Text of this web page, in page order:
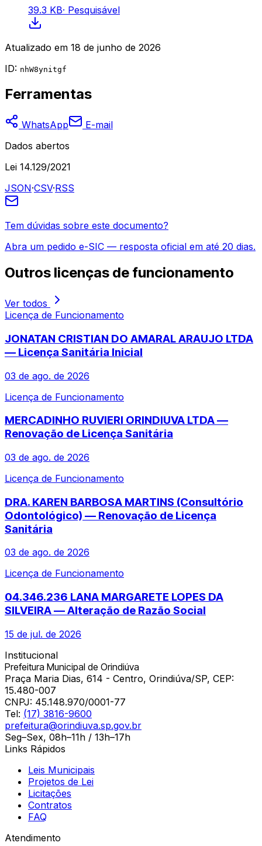
39.3 KB· Pesquisável
Atualizado em 18 de junho de 2026
ID: nhW8ynitgf
Ferramentas
WhatsApp
E-mail
Dados abertos
Lei 14.129/2021
JSON·CSV·RSS
Tem dúvidas sobre este documento?
Abra um pedido e-SIC — resposta oficial em até 20 dias.
Outros licenças de funcionamento
Ver todos
Licença de Funcionamento
JONATAN CRISTIAN DO AMARAL ARAUJO LTDA
— Licença Sanitária Inicial
03 de ago. de 2026
Licença de Funcionamento
MERCADINHO RUVIERI ORINDIUVA LTDA —
Renovação de Licença Sanitária
03 de ago. de 2026
Licença de Funcionamento
DRA. KAREN BARBOSA MARTINS (Consultório
Odontológico) — Renovação de Licença
Sanitária
03 de ago. de 2026
Licença de Funcionamento
04.346.236 LANA MARGARETE LOPES DA
SILVEIRA — Alteração de Razão Social
15 de jul. de 2026
Institucional
Prefeitura Municipal de Orindiúva
Praça Maria Dias, 614 - Centro, Orindiúva/SP, CEP:
15.480-007
CNPJ: 45.148.970/0001-77
Tel: (17) 3816-9600
prefeitura@orindiuva.sp.gov.br
Seg–Sex, 08h–11h / 13h–17h
Links Rápidos
Leis Municipais
Projetos de Lei
Licitações
Contratos
FAQ
Atendimento